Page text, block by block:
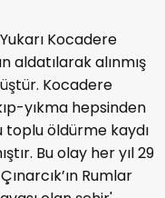
Kocadere
aldatılarak alınmış
Kocadere
yıkma hepsinden
toplu öldürme kaydı
Bu olay her yıl 29
Rumlar